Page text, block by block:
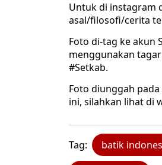
Untuk di instagram
asal/filosofi/cerita
Foto di-tag ke akun
menggunakan
#Setkab.
Foto diunggah
ini, silahkan lihat di
Tag: batik